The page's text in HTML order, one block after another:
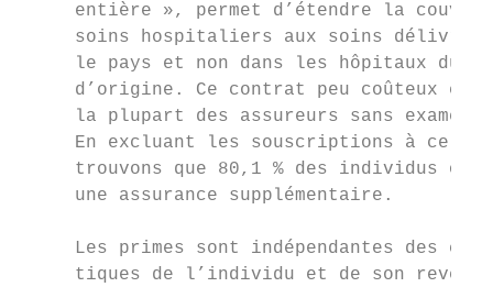
entière », permet d’étendre la
soins hospitaliers aux soins délivrés
le pays et non dans les hôpitaux du
d’origine. Ce contrat peu coûteux
la plupart des assureurs sans examen
En excluant les souscriptions à ce
trouvons que 80,1 % des individus
une assurance supplémentaire.
Les primes sont indépendantes des
tiques de l’individu et de son revenu